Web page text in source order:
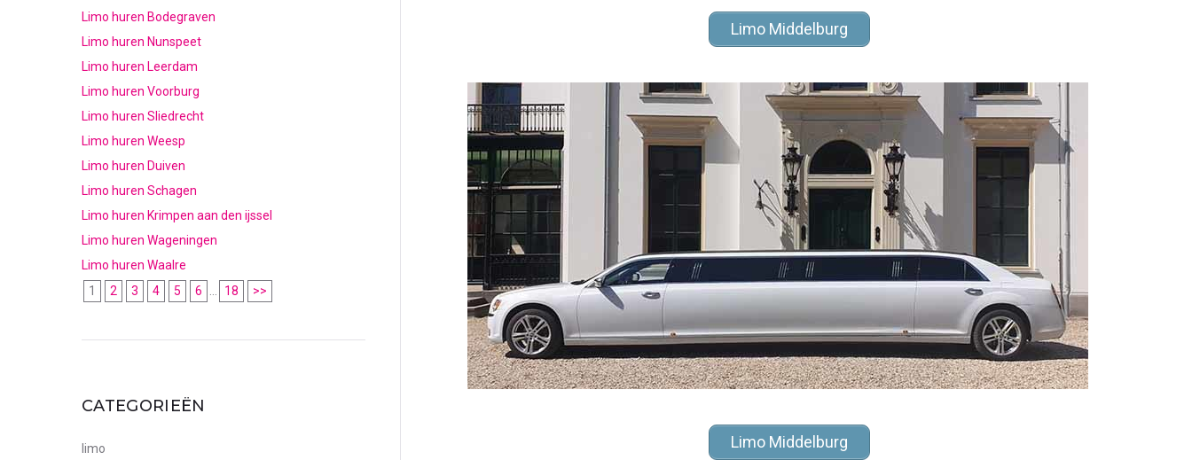
Limo Middelburg
Limo Middelburg
Limo huren Bodegraven
Limo huren Nunspeet
Limo huren Leerdam
Limo huren Voorburg
Limo huren Sliedrecht
Limo huren Weesp
Limo huren Duiven
Limo huren Schagen
Limo huren Krimpen aan den ijssel
Limo huren Wageningen
Limo huren Waalre
1
2 3 4 5 6 18 >>
CATEGORIEËN
limo